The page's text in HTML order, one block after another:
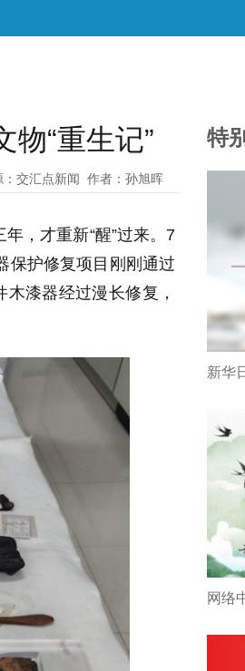
物“重生记”
：交汇点新闻 作者：孙旭晖
，才重新“醒”过来。7
保护修复项目刚刚通过
漆器经过漫长修复，
特
新华
网络